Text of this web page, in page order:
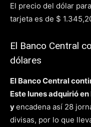
El precio del dólar
tarjeta es de $
El Banco Central
dólares
El Banco Central
Este lunes adquirió
yencadena así 28
divisas, por lo que